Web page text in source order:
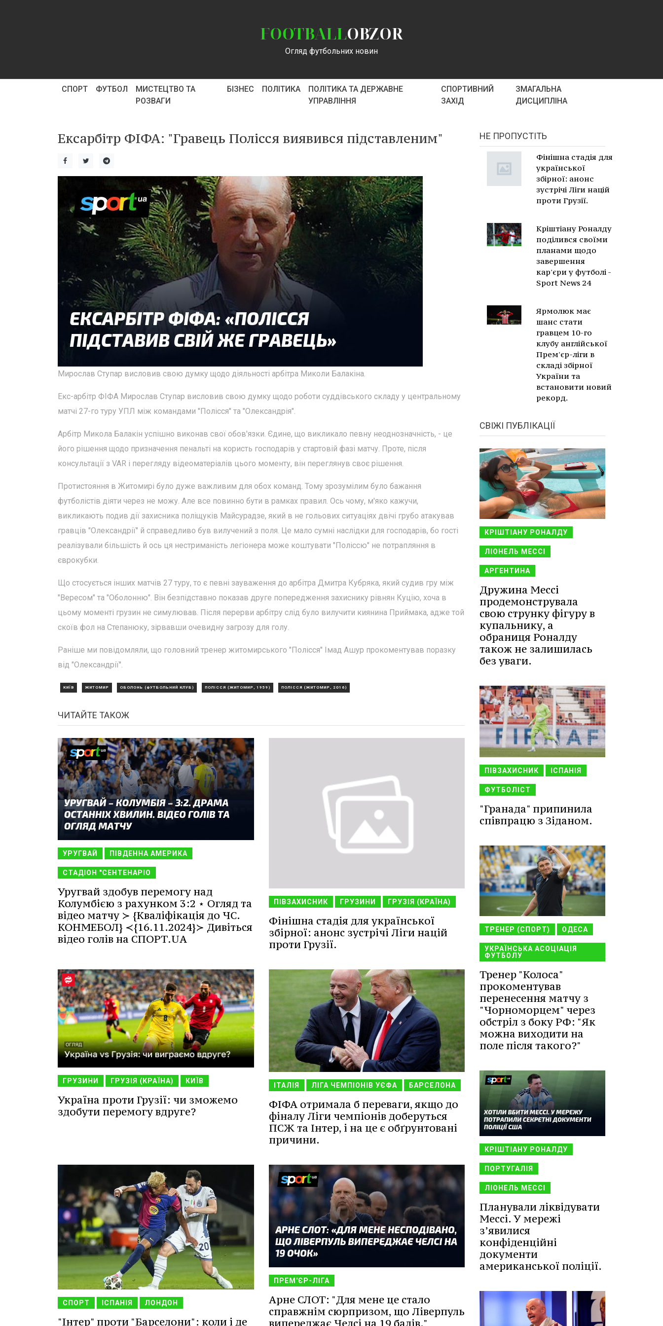
FOOTBALLOBZOR
Огляд футбольних новин
СПОРТ ФУТБОЛ
МИСТЕЦТВО ТА
РОЗВАГИ
БІЗНЕС ПОЛІТИКА
ПОЛІТИКА ТА ДЕРЖАВНЕ
УПРАВЛІННЯ
СПОРТИВНИЙ
ЗАХІД
ЗМАГАЛЬНА
ДИСЦИПЛІНА
Ексарбітр ФІФА: "Гравець Полісся виявився підставленим"
Мирослав Ступар висловив свою думку щодо діяльності арбітра Миколи Балакіна.
Екс-арбітр ФІФА Мирослав Ступар висловив свою думку щодо роботи суддівського складу у центральному
матчі 27-го туру УПЛ між командами "Полісся" та "Олександрія".
Арбітр Микола Балакін успішно виконав свої обов'язки. Єдине, що викликало певну неоднозначність, - це
його рішення щодо призначення пенальті на користь господарів у стартовій фазі матчу. Проте, після
консультації з VAR і перегляду відеоматеріалів цього моменту, він переглянув своє рішення.
Протистояння в Житомирі було дуже важливим для обох команд. Тому зрозумілим було бажання
футболістів діяти через не можу. Але все повинно бути в рамках правил. Ось чому, м'яко кажучи,
викликають подив дії захисника поліщуків Майсурадзе, який в не гольових ситуаціях двічі грубо атакував
гравців "Олександрії" й справедливо був вилучений з поля. Це мало сумні наслідки для господарів, бо гості
реалізували більшість й ось ця нестриманість легіонера може коштувати "Поліссю" не потрапляння в
єврокубки.
Що стосується інших матчів 27 туру, то є певні зауваження до арбітра Дмитра Кубряка, який судив гру між
"Вересом" та "Оболонню". Він безпідставно показав друге попередження захиснику рівнян Куцію, хоча в
цьому моменті грузин не симулював. Після перерви арбітру слід було вилучити киянина Приймака, адже той
скоїв фол на Степанюку, зірвавши очевидну загрозу для голу.
Раніше ми повідомляли, що головний тренер житомирського "Полісся" Імад Ашур прокоментував поразку
від "Олександрії".
КИЇВ ЖИТОМИР ОБОЛОНЬ (ФУТБОЛЬНИЙ КЛУБ) ПОЛІССЯ (ЖИТОМИР, 1959) ПОЛІССЯ (ЖИТОМИР, 2016)
ЧИТАЙТЕ ТАКОЖ
УРУГВАЙ ПІВДЕННА АМЕРИКА
СТАДІОН "СЕНТЕНАРІО
Уругвай здобув перемогу над
Колумбією з рахунком 3:2 ⋆ Огляд та
відео матчу ≻ {Кваліфікація до ЧС.
КОНМЕБОЛ} ≺{16.11.2024}≻ Дивіться
відео голів на СПОРТ.UA
ПІВЗАХИСНИК ГРУЗИНИ ГРУЗІЯ (КРАЇНА)
Фінішна стадія для української
збірної: анонс зустрічі Ліги націй
проти Грузії.
ГРУЗИНИ ГРУЗІЯ (КРАЇНА) КИЇВ
Україна проти Грузії: чи зможемо
здобути перемогу вдруге?
ІТАЛІЯ ЛІГА ЧЕМПІОНІВ УЄФА БАРСЕЛОНА
ФІФА отримала б переваги, якщо до
фіналу Ліги чемпіонів доберуться
ПСЖ та Інтер, і на це є обґрунтовані
причини.
СПОРТ ІСПАНІЯ ЛОНДОН
"Інтер" проти "Барселони": коли і де
ПРЕМ'ЄР-ЛІГА
Арне СЛОТ: "Для мене це стало
справжнім сюрпризом, що Ліверпуль
випереджає Челсі на 19 балів."
НЕ ПРОПУСТІТЬ
Фінішна стадія для
української
збірної: анонс
зустрічі Ліги націй
проти Грузії.
Кріштіану Роналду
поділився своїми
планами щодо
завершення
кар'єри у футболі -
Sport News 24
Ярмолюк має
шанс стати
гравцем 10-го
клубу англійської
Прем'єр-ліги в
складі збірної
України та
встановити новий
рекорд.
СВІЖІ ПУБЛІКАЦІЇ
КРІШТІАНУ РОНАЛДУ
ЛІОНЕЛЬ МЕССІ
АРГЕНТИНА
Дружина Мессі
продемонструвала
свою струнку фігуру в
купальнику, а
обраниця Роналду
також не залишилась
без уваги.
ПІВЗАХИСНИК ІСПАНІЯ
ФУТБОЛІСТ
"Гранада" припинила
співпрацю з Зіданом.
ТРЕНЕР (СПОРТ) ОДЕСА
УКРАЇНСЬКА АСОЦІАЦІЯ
ФУТБОЛУ
Тренер "Колоса"
прокоментував
перенесення матчу з
"Чорноморцем" через
обстріл з боку РФ: "Як
можна виходити на
поле після такого?"
КРІШТІАНУ РОНАЛДУ
ПОРТУГАЛІЯ
ЛІОНЕЛЬ МЕССІ
Планували ліквідувати
Мессі. У мережі
з’явилися
конфіденційні
документи
американської поліції.